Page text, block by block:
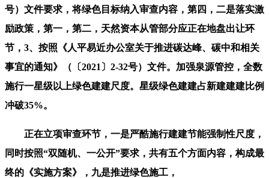
号）文件要求，将绿色目标纳入审查内容，第四，二是落实激
励政策，第一，第二，天然资本从管部分应正在地盘出让环
节，3、按照《人平易近办公室关于推进碳达峰、碳中和相关
事宜的通知》（〔2021〕2-32号）文件。加强泉源管控，全数
施行一星级以上绿色建建尺度。星级绿色建建占新建建建比例
冲破35%。
正在立项审查环节，一是严酷施行建建节能强制性尺度，
同时按照“双随机、一公开”要求，共有五个方面内容，构成最
终的《实施方案》，九是推进绿色施工，